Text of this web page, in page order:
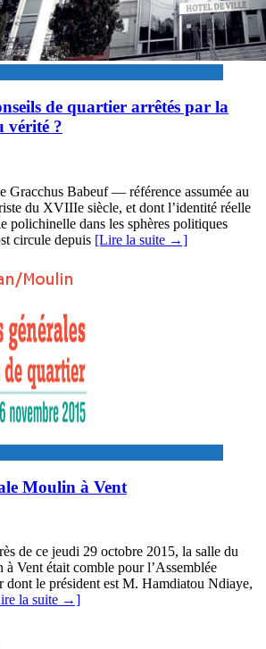
de quartier arrêtés par la
vérité ?
Gracchus Babeuf — référence assumée au
du XVIIIe siècle, et dont l’identité réelle
polichinelle dans les sphères politiques
circule depuis [Lire la suite →]
Moulin à Vent
de ce jeudi 29 octobre 2015, la salle du
Vent était comble pour l’Assemblée
dont le président est M. Hamdiatou Ndiaye,
la suite →]